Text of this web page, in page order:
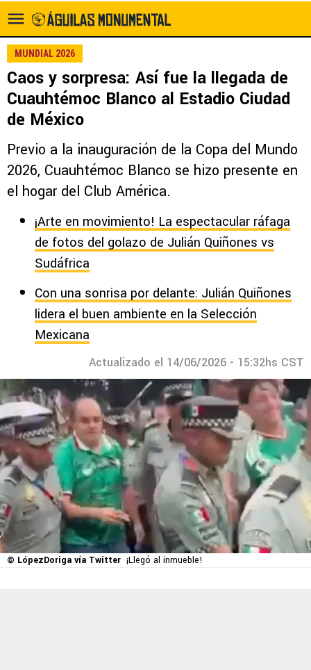
MUNDIAL 2026
Caos y sorpresa: Así fue la llegada de
Cuauhtémoc Blanco al Estadio Ciudad
de México
Previo a la inauguración de la Copa del Mundo
2026, Cuauhtémoc Blanco se hizo presente en
el hogar del Club América.
¡Arte en movimiento! La espectacular ráfaga
de fotos del golazo de Julián Quiñones vs
Sudáfrica
Con una sonrisa por delante: Julián Quiñones
lidera el buen ambiente en la Selección
Mexicana
Actualizado el 14/06/2026 - 15:32hs CST
© LópezDoriga vía Twitter ¡Llegó al inmueble!